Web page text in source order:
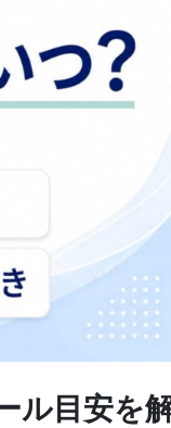
ル目安を